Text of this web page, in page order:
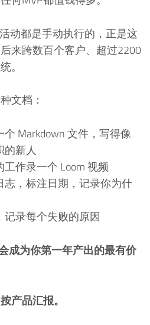
动都是手动执行的，正是这
来跨数百个客户、超过2200
。
文档：
Markdown 文件，写得像
的新人
作录一个 Loom 视频
，标注日期，记录你为什
录每个失败的原因
成为你第一年产出的最有价
产品汇报。